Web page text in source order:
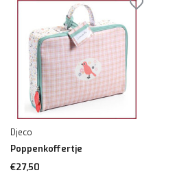
Djeco
Poppenkoffertje
€27,50